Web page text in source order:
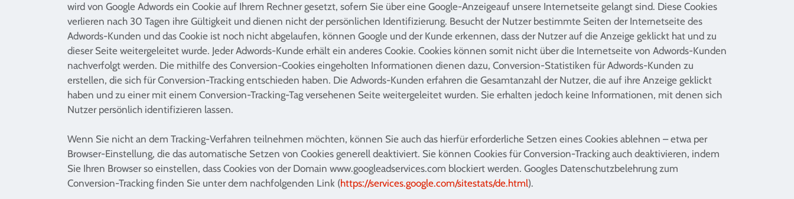
wird von Google Adwords ein Cookie auf Ihrem Rechner gesetzt, sofern Sie über eine Google-Anzeigeauf unsere Internetseite gelangt sind. Diese Cookies
verlieren nach 30 Tagen ihre Gültigkeit und dienen nicht der persönlichen Identifizierung. Besucht der Nutzer bestimmte Seiten der Internetseite des
Adwords-Kunden und das Cookie ist noch nicht abgelaufen, können Google und der Kunde erkennen, dass der Nutzer auf die Anzeige geklickt hat und zu
dieser Seite weitergeleitet wurde. Jeder Adwords-Kunde erhält ein anderes Cookie. Cookies können somit nicht über die Internetseite von Adwords-Kunden
nachverfolgt werden. Die mithilfe des Conversion-Cookies eingeholten Informationen dienen dazu, Conversion-Statistiken für Adwords-Kunden zu
erstellen, die sich für Conversion-Tracking entschieden haben. Die Adwords-Kunden erfahren die Gesamtanzahl der Nutzer, die auf ihre Anzeige geklickt
haben und zu einer mit einem Conversion-Tracking-Tag versehenen Seite weitergeleitet wurden. Sie erhalten jedoch keine Informationen, mit denen sich
Nutzer persönlich identifizieren lassen.
Wenn Sie nicht an dem Tracking-Verfahren teilnehmen möchten, können Sie auch das hierfür erforderliche Setzen eines Cookies ablehnen – etwa per
Browser-Einstellung, die das automatische Setzen von Cookies generell deaktiviert. Sie können Cookies für Conversion-Tracking auch deaktivieren, indem
Sie Ihren Browser so einstellen, dass Cookies von der Domain www.googleadservices.com blockiert werden. Googles Datenschutzbelehrung zum
Conversion-Tracking finden Sie unter dem nachfolgenden Link (https://services.google.com/sitestats/de.html).